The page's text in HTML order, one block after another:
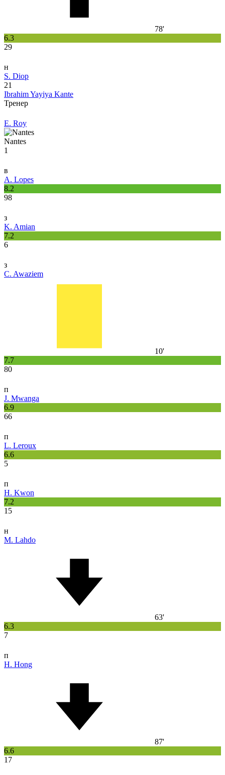
78'
6.3
29
н
S. Diop
21
Ibrahim Yayiya Kante
Тренер
E. Roy
Nantes
1
в
A. Lopes
8.2
98
з
K. Amian
7.2
6
з
C. Awaziem
10'
7.7
80
п
J. Mwanga
6.9
66
п
L. Leroux
6.6
5
п
H. Kwon
7.2
15
н
M. Lahdo
63'
6.3
7
п
H. Hong
87'
6.6
17